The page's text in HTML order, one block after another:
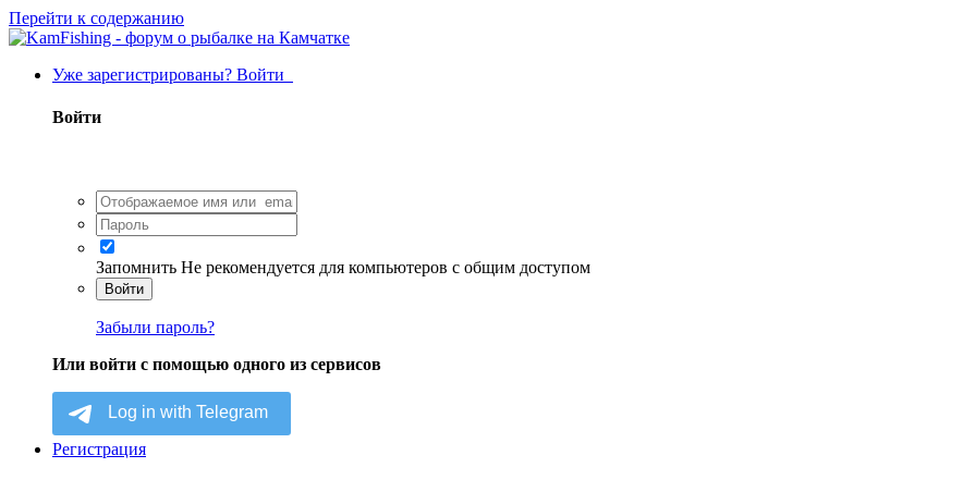
Перейти к содержанию
Уже зарегистрированы? Войти
Войти
Запомнить Не рекомендуется для компьютеров с общим доступом
Войти
Забыли пароль?
Или войти с помощью одного из сервисов
Регистрация